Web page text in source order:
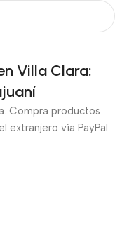
Villa Clara:
Compra productos
extranjero vía PayPal.